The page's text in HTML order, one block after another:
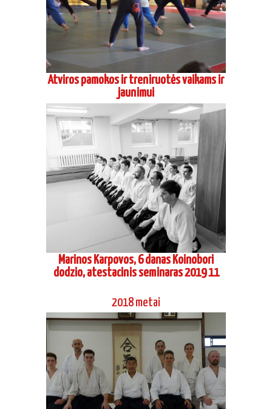
Atviros pamokos ir treniruotės vaikams ir
jaunimui
Marinos Karpovos, 6 danas Koinobori
dodzio, atestacinis seminaras 2019 11
2018 metai